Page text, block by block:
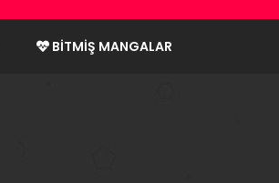
BITMIŞ MANGALAR